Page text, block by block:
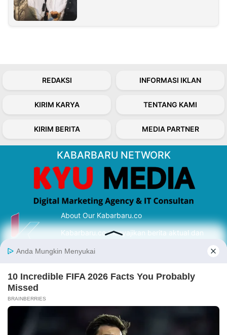
REDAKSI INFORMASI IKLAN
KIRIM KARYA TENTANG KAMI
KIRIM BERITA MEDIA PARTNER
KABARBARU NETWORK
About Our Kabarbaru.co
Kabarbaru.co menyajikan berita aktual dan
serta terverifikasi dari sumber yang tepat.
Follow Kabarbaru